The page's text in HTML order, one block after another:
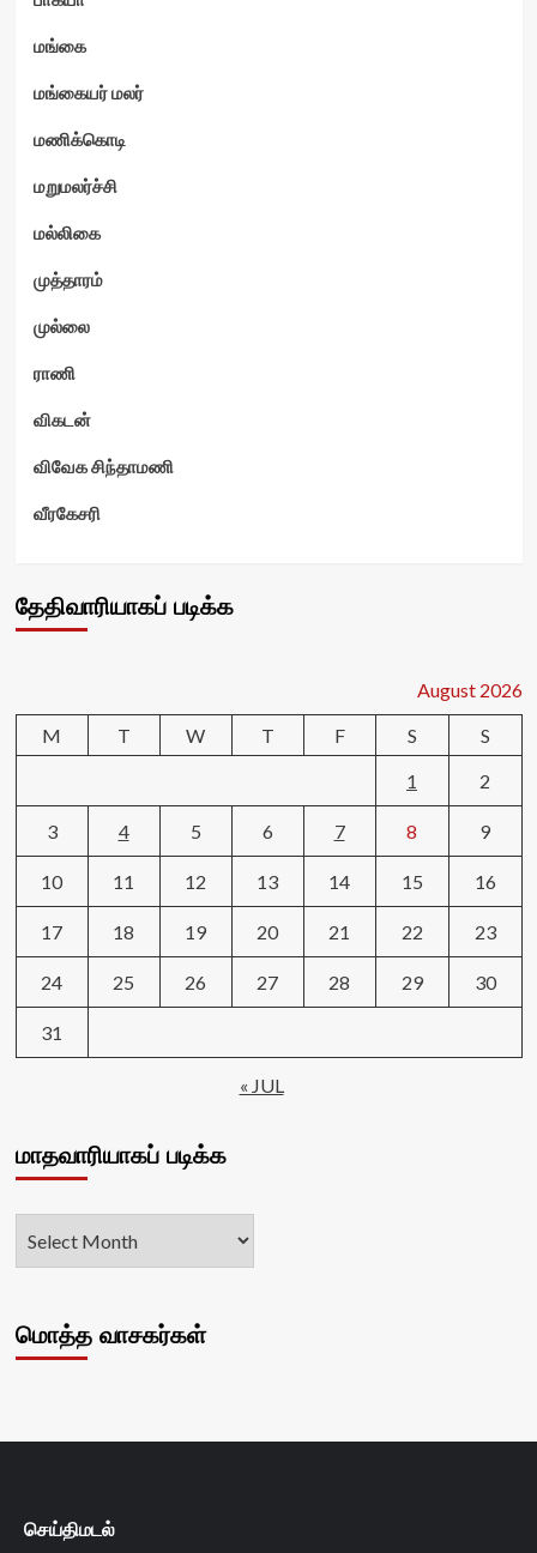
மங்கை
மங்கையர் மலர்
மணிக்கொடி
மறுமலர்ச்சி
மல்லிகை
முத்தாரம்
முல்லை
ராணி
விகடன்
விவேக சிந்தாமணி
வீரகேசரி
தேதிவாரியாகப் படிக்க
August 2026
M
T W T F S
S
1
2
3 4 5 6 7 8 9
10 11 12 13 14 15 16
17 18 19 20 21 22 23
24 25 26 27 28 29 30
31
« JUL
மாதவாரியாகப் படிக்க
மொத்த வாசகர்கள்
செய்திமடல்